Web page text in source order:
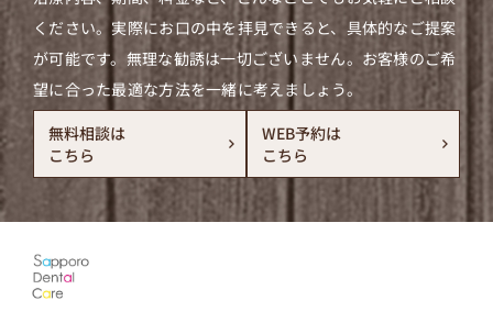
ください。実際にお口の中を拝見できると、具体的なご提案
が可能です。無理な勧誘は一切ございません。お客様のご希
望に合った最適な方法を一緒に考えましょう。
無料相談は
こちら
WEB予約は
こちら